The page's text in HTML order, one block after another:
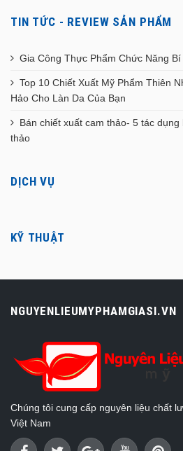
TIN TỨC - REVIEW SẢN PHẨM
Gia Công Thực Phẩm Chức Năng
Top 10 Chiết Xuất Mỹ Phẩm Thiên
Hảo Cho Làn Da Của Bạn
Bán chiết xuất cam thảo- 5 tác
thảo
DỊCH VỤ
KỸ THUẬT
NGUYENLIEUMYPHAMGIASI.VN
Chúng tôi cung cấp nguyên liệu chất
Việt Nam